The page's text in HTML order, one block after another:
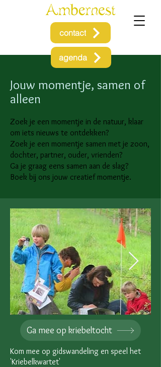
contact
agenda
Jouw momentje, samen of
alleen
Zoek je een momentje in de natuur, klaar
om iets nieuws te ontdekken?
Zoek je een momentje samen met je zoon,
dochter, partner, ouder, vrienden?
Ga je graag eens samen aan de slag?
Boek bij ons jouw creatief momentje.
Ga mee op kriebeltocht
Kom mee op gidswandeling en speel het
'Kriebelkwartet'